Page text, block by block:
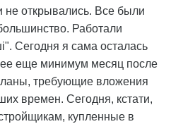
не открывались. Все были
Работали
Сегодня я сама осталась
еще минимум месяц после
требующие вложения
времен. Сегодня, кстати,
купленные в